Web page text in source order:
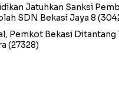
Jatuhkan Sanksi
SDN Bekasi Jaya 8
Pemkot Bekasi Ditantang
(27328)